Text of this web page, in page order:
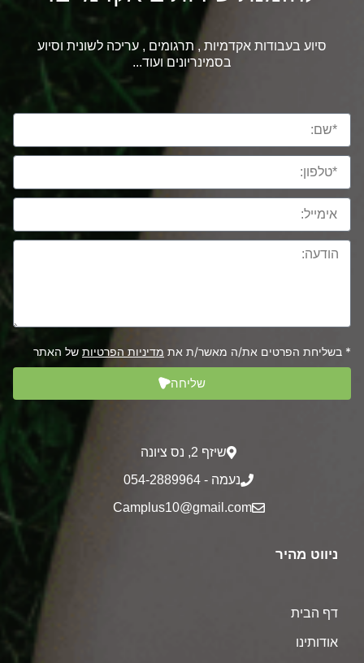
סיוע בעבודות אקדמיות , תרגומים , עריכה לשונית וסיוע
בסמינריונים ועוד...
* בשליחת הפרטים את/ה מאשר/ת את מדיניות הפרטיות של האתר
שליחה
שיזף 2‎, נס ציונה
נעמה - 054-2889964
Camplus10@gmail.com
ניווט מהיר
דף הבית
אודותינו